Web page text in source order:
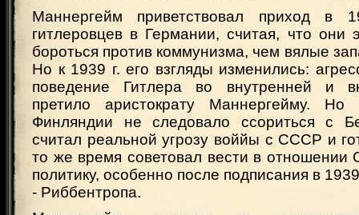
Маннергейм приветствовал приход в
гитлеровцев в Германии, считая, что они
бороться против коммунизма, чем вялые
Но к 1939 г. его взгляды изменились:
поведение Гитлера во внутренней и
претило аристократу Маннергейму.
Финляндии не следовало ссориться с
считал реальной угрозу воййы с СССР и
то же время советовал вести в
политику, особенно после подписания в
- Риббентропа.